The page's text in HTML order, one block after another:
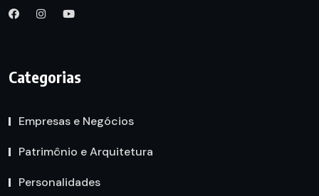
Categorias
Empresas e Negócios
Patrimônio e Arquitetura
Personalidades